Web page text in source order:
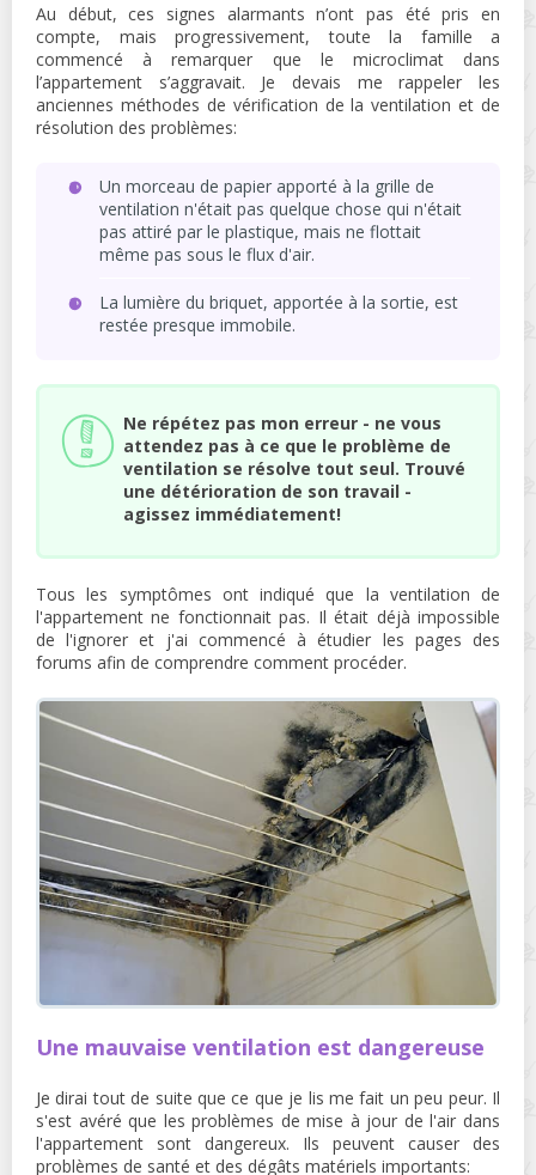
Au début, ces signes alarmants n’ont pas été pris en
compte, mais progressivement, toute la famille a
commencé à remarquer que le microclimat dans
l’appartement s’aggravait. Je devais me rappeler les
anciennes méthodes de vérification de la ventilation et de
résolution des problèmes:
Un morceau de papier apporté à la grille de
ventilation n'était pas quelque chose qui n'était
pas attiré par le plastique, mais ne flottait
même pas sous le flux d'air.
La lumière du briquet, apportée à la sortie, est
restée presque immobile.
Ne répétez pas mon erreur - ne vous
attendez pas à ce que le problème de
ventilation se résolve tout seul. Trouvé
une détérioration de son travail -
agissez immédiatement!
Tous les symptômes ont indiqué que la ventilation de
l'appartement ne fonctionnait pas. Il était déjà impossible
de l'ignorer et j'ai commencé à étudier les pages des
forums afin de comprendre comment procéder.
Une mauvaise ventilation est dangereuse
Je dirai tout de suite que ce que je lis me fait un peu peur. Il
s'est avéré que les problèmes de mise à jour de l'air dans
l'appartement sont dangereux. Ils peuvent causer des
problèmes de santé et des dégâts matériels importants: